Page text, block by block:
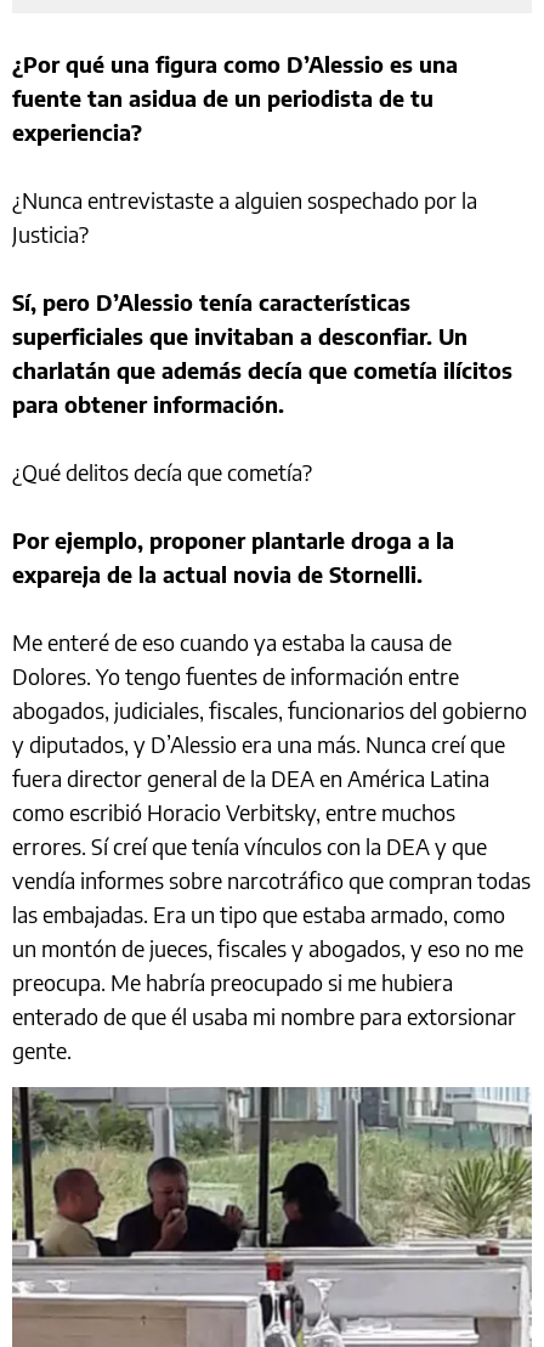
¿Por qué una figura como D’Alessio es una
fuente tan asidua de un periodista de tu
experiencia?
¿Nunca entrevistaste a alguien sospechado por la
Justicia?
Sí, pero D’Alessio tenía características
superficiales que invitaban a desconfiar. Un
charlatán que además decía que cometía ilícitos
para obtener información.
¿Qué delitos decía que cometía?
Por ejemplo, proponer plantarle droga a la
expareja de la actual novia de Stornelli.
Me enteré de eso cuando ya estaba la causa de
Dolores. Yo tengo fuentes de información entre
abogados, judiciales, fiscales, funcionarios del gobierno
y diputados, y D’Alessio era una más. Nunca creí que
fuera director general de la DEA en América Latina
como escribió Horacio Verbitsky, entre muchos
errores. Sí creí que tenía vínculos con la DEA y que
vendía informes sobre narcotráfico que compran todas
las embajadas. Era un tipo que estaba armado, como
un montón de jueces, fiscales y abogados, y eso no me
preocupa. Me habría preocupado si me hubiera
enterado de que él usaba mi nombre para extorsionar
gente.